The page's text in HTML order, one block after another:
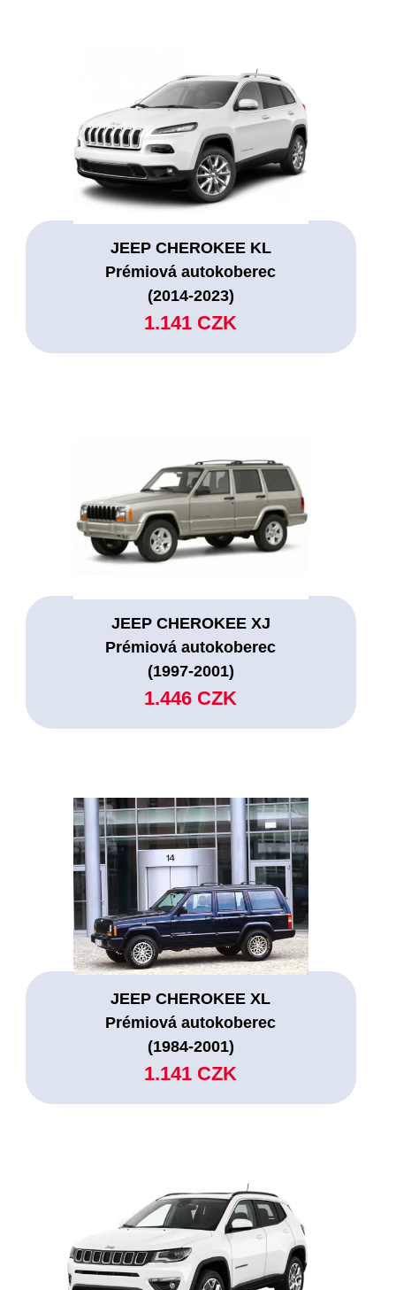
JEEP CHEROKEE KL
Prémiová autokoberec
(2014-2023)
1.141 CZK
JEEP CHEROKEE XJ
Prémiová autokoberec
(1997-2001)
1.446 CZK
JEEP CHEROKEE XL
Prémiová autokoberec
(1984-2001)
1.141 CZK